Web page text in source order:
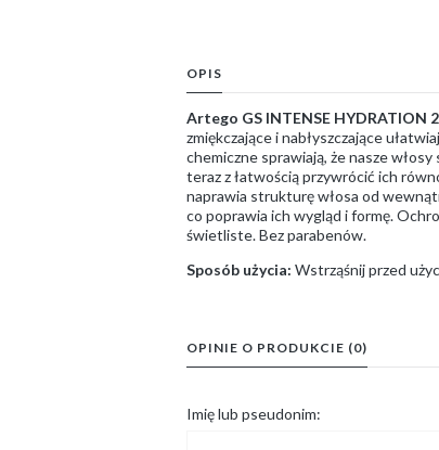
OPIS
Artego GS INTENSE HYDRATION
zmiękczające i nabłyszczające
chemiczne sprawiają, że nasze
teraz z łatwością przywrócić ich
naprawia strukturę włosa od
co poprawia ich wygląd i formę.
świetliste. Bez parabenów.
Sposób użycia: Wstrząśnij przed
OPINIE O PRODUKCIE (0)
Imię lub pseudonim: